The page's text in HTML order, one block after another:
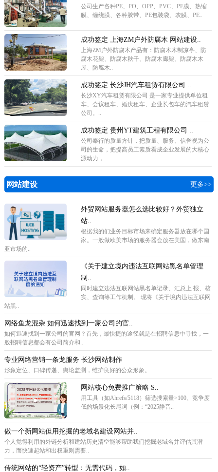
公司生产各种PE、PO、OPP、PVC、PE膜、热缩
膜、缠绕膜、各种胶带、PE包装袋、农膜、PE..
成功签定 上海ZM户外防腐木 网站建设..
上海ZM户外防腐木产品有：防腐木木制凉亭、防
腐木花架、防腐木秋千、防腐木廊架、防腐木木
屋、防腐木..
成功签定 长沙JH汽车租赁有限公司 ..
长沙XY汽车租赁有限公司 是一家专业提供单位租
车、会议租车、婚庆租车、企业长包车的汽车租赁
公司。..
成功签定 贵州YT建筑工程有限公司 ..
公司奉行的质量方针，把质量、服务、信誉视为公
司的生命，把提高员工素质看成企业发展的大核心
源动力，..
网站建设 更多>>
外贸网站服务器怎么选比较好？外贸独立
站..
根据我的们业务目标市场来确定服务器放在哪个国
家。一般做欧美市场的服务器会放在美国，做东南
亚市场的..
《关于建立境内违法互联网站黑名单管理
制..
同时建立违法互联网站黑名单记录、汇总上 报、核
实、查询等工作机制。 现将《关于境内违法互联网
站黑..
网络鱼龙混杂 如何迅速找到一家公司的官..
如何迅速找到一家公司的官网？首先，最快捷的途径就是在招聘信息中寻找，一
般招聘信息都会有公司简介和..
专业网络营销一条龙服务 长沙网站制作
形象定位、口碑传递、舆论监测，维护良好的公众形象。
网站核心免费推广策略 ‌S..
用工具（如Ahrefs/5118）筛选搜索量>100、竞争度
低的场景化长尾词（例：“2025静音..
做一个新网站但用挖掘的老域名建设网站并..
个人觉得利用的外链分析和建站历史清空能够帮助我们挖掘老域名并评估其潜
力，而快速起站和出权重则需要..
传统网站的“轻资产”转型：无需代码，如..